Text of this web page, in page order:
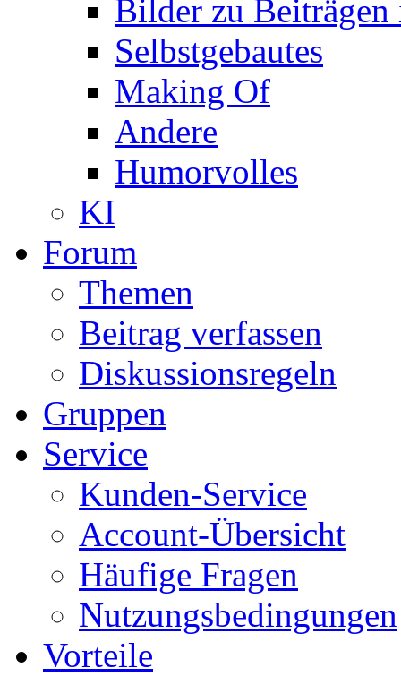
Bilder zu
Selbstgebautes
Making Of
Andere
Humorvolles
KI
Forum
Themen
Beitrag verfassen
Diskussionsregeln
Gruppen
Service
Kunden-Service
Account-Übersicht
Häufige Fragen
Nutzungsbedingungen
Vorteile